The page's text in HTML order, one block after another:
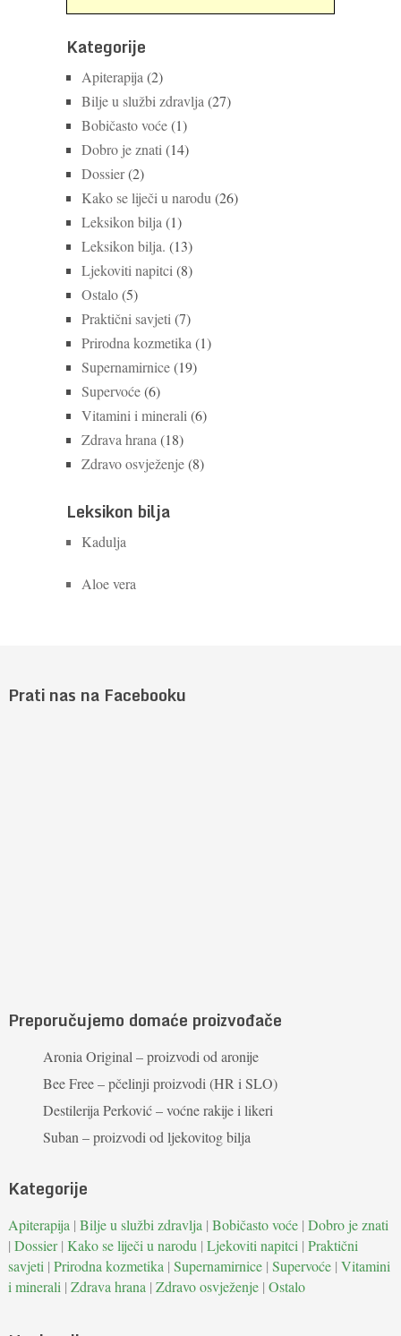
Kategorije
Apiterapija(2)
Bilje u službi zdravlja(27)
Bobičasto voće(1)
Dobro je znati(14)
Dossier(2)
Kako se liječi u narodu(26)
Leksikon bilja(1)
Leksikon bilja. (13)
Ljekoviti napitci(8)
Ostalo(5)
Praktični savjeti(7)
Prirodna kozmetika(1)
Supernamirnice(19)
Supervoće(6)
Vitamini i minerali(6)
Zdrava hrana(18)
Zdravo osvježenje(8)
Leksikon bilja
Kadulja
Aloe vera
Prati nas na Facebooku
Preporučujemo domaće proizvođače
Aronia Original – proizvodi od aronije
Bee Free – pčelinji proizvodi (HR i SLO)
Destilerija Perković – voćne rakije i likeri
Suban – proizvodi od ljekovitog bilja
Kategorije
Apiterapija| Bilje u službi zdravlja| Bobičasto voće| Dobro je znati
| Dossier| Kako se liječi u narodu| Ljekoviti napitci| Praktični
savjeti| Prirodna kozmetika| Supernamirnice| Supervoće| Vitamini
i minerali| Zdrava hrana| Zdravo osvježenje| Ostalo